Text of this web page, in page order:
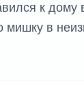
к
мишку в